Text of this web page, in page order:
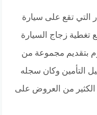
التي تقع على سيارة
تغطية زجاج السيارة
بتقديم مجموعة من
التأمين وكان سجله
من العروض على